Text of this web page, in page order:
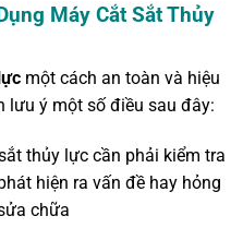
Máy Cắt Sắt Thủy
một cách an toàn và hiệu
lưu ý một số điều sau đây:
thủy lực cần phải kiểm tra
hiện ra vấn đề hay hỏng
chữa